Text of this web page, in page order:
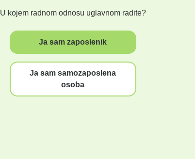
U kojem radnom odnosu uglavnom radite?
Ja sam zaposlenik
Ja sam samozaposlena
osoba